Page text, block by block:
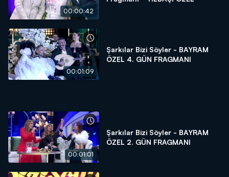
00:00:42
00:01:09
Şarkılar Bizi Söyler - BAYRAM
ÖZEL 4. GÜN FRAGMANI
00:01:01
Şarkılar Bizi Söyler - BAYRAM
ÖZEL 2. GÜN FRAGMANI